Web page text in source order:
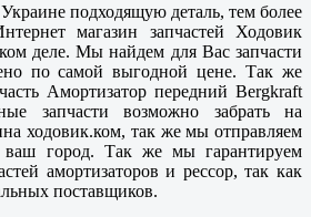
подходящую деталь, тем более
магазин запчастей Ходовик
деле. Мы найдем для Вас запчасти
по самой выгодной цене. Так же
Амортизатор передний Bergkraft
запчасти возможно забрать на
ходовик.ком, так же мы отправляем
город. Так же мы гарантируем
амортизаторов и рессор, так как
поставщиков.